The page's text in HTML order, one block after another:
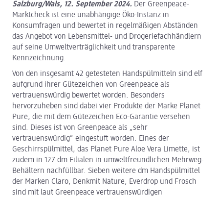
Salzburg/Wals, 12. September 2024. Der Greenpeace-
Marktcheck ist eine unabhängige Öko-Instanz in
Konsumfragen und bewertet in regelmäßigen Abständen
das Angebot von Lebensmittel- und Drogeriefachhändlern
auf seine Umweltverträglichkeit und transparente
Kennzeichnung.
Von den insgesamt 42 getesteten Handspülmitteln sind elf
aufgrund ihrer Gütezeichen von Greenpeace als
vertrauenswürdig bewertet worden. Besonders
hervorzuheben sind dabei vier Produkte der Marke Planet
Pure, die mit dem Gütezeichen Eco-Garantie versehen
sind. Dieses ist von Greenpeace als „sehr
vertrauenswürdig“ eingestuft worden. Eines der
Geschirrspülmittel, das Planet Pure Aloe Vera Limette, ist
zudem in 127 dm Filialen in umweltfreundlichen Mehrweg-
Behältern nachfüllbar. Sieben weitere dm Handspülmittel
der Marken Claro, Denkmit Nature, Everdrop und Frosch
sind mit laut Greenpeace vertrauenswürdigen